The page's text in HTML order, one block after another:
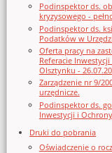
Podinspektor ds.
kryzysowego -
Podinspektor ds.
Podatków w
Oferta pracy na
Referacie
Olsztynku -
Zarządzenie nr 9/
urzędnicze.
Podinspektor ds.
Inwestycji i
Druki do pobrania
Oświadczenie o